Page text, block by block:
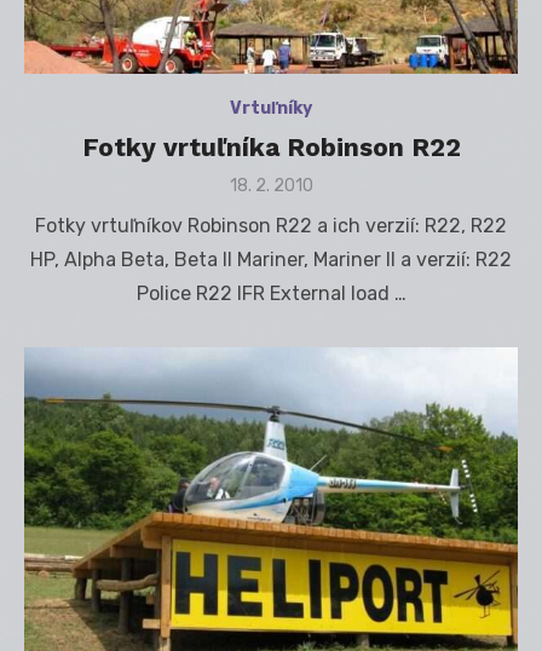
Vrtuľníky
Fotky vrtuľníka Robinson R22
Posted
18. 2. 2010
Fotky vrtuľníkov Robinson R22 a ich verzií: R22, R22
HP, Alpha Beta, Beta II Mariner, Mariner II a verzií: R22
Police R22 IFR External load …